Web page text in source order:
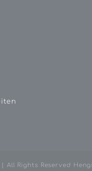
| All Rights Reserved